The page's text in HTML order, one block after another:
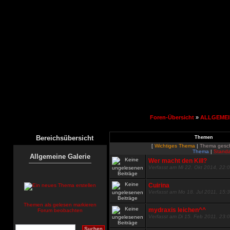
Foren-Übersicht »
Bereichsübersicht
Allgemeine Galerie
Themen als gelesen markieren
Forum beobachten
Themen
[ Wichtiges Thema | Thema
Thema |
Wer macht den Kill?
Verfasst am Mi 22. Okt 2014,
Cuirina
Verfasst am Mo 18. Jul 2011,
mydraxis leichen^^
Verfasst am Di 15. Feb 2011,